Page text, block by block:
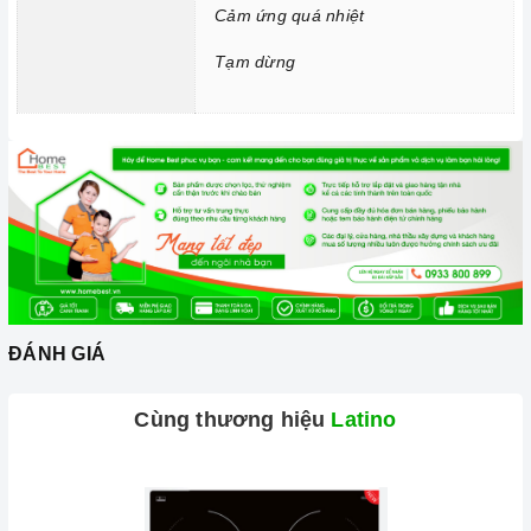
Chức năng Tạm dừng:Giúp bạn có thể tạm dừng cài đặt
chương trình, nghĩa là các vùng nấu có thể bị tạm dừng và
sau đó khi nhấn lại, nó sẽ tiếp tục quá trình nấu.
Cảm ứng quá nhiệt
Tạm dừng
ĐÁNH GIÁ
Cùng thương hiệu Latino